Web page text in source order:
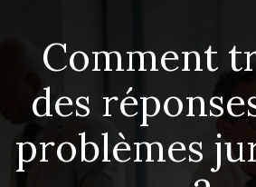
Comment
des
problèmes